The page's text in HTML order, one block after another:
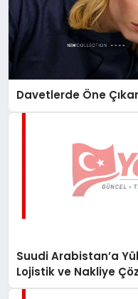
Davetlerde Öne
Suudi Arabistan’a
Lojistik ve Nakliye